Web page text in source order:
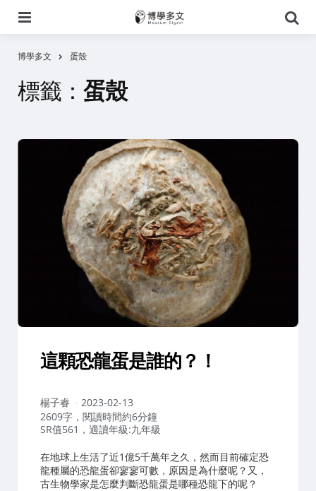
尋
博學多文 蛋殼
標籤： 蛋殼
這顆恐龍蛋是誰的？！
作
者：
楊子睿
2023-02-13
2609字，閱讀時間約6分鐘
SR值561，適讀年級:九年級
在地球上生活了近1億5千萬年之久，然而目前確定恐
龍種屬的恐龍蛋卻寥寥可數，原因是為什麼呢？又，
古生物學家是怎麼判斷恐龍蛋是哪種恐龍下的呢？